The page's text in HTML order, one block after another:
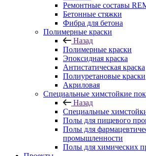
Ремонтные составы
Бетонные стяжки
Фибра для бетона
Полимерные краски
Назад
Полимерные краски
Эпоксидная краска
Антистатическая краска
Полиуретановые краски
Акриловая
Специальные химстойкие
Назад
Специальные
Полы для пищевого
Полы для
промышленности
Полы для химических